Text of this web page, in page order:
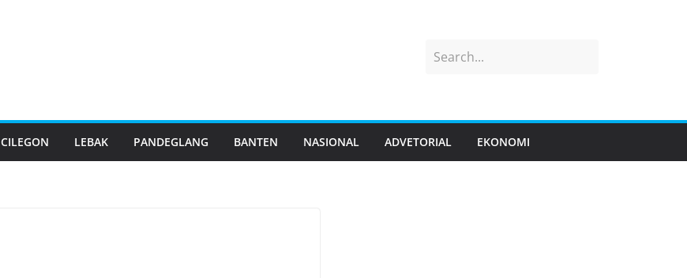
CILEGON LEBAK PANDEGLANG BANTEN NASIONAL ADVETORIAL EKONOMI